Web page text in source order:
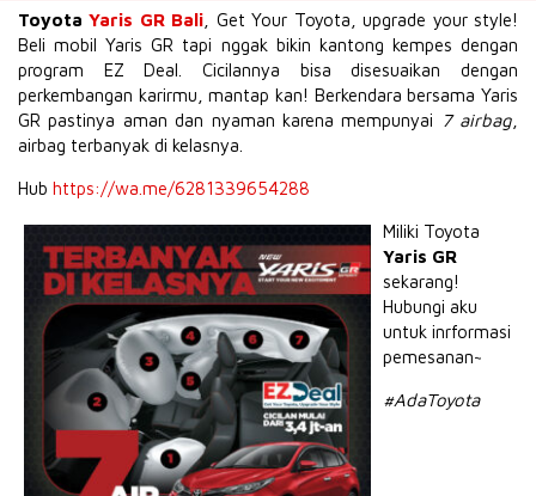
ToyotaYaris GR Bali , Get Your Toyota, upgrade your style!
Beli mobil Yaris GR tapi nggak bikin kantong kempes dengan
program EZ Deal. Cicilannya bisa disesuaikan dengan
perkembangan karirmu, mantap kan! Berkendara bersama Yaris
GR pastinya aman dan nyaman karena mempunyai
7 airbag
airbag terbanyak di kelasnya.
Hub https://wa.me/6281339654288
Miliki Toyota
Yaris GR
sekarang!
Hubungi aku
untuk inrformasi
pemesanan~
#AdaToyota